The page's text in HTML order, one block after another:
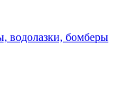
водолазки, бомберы